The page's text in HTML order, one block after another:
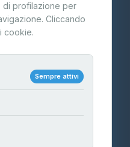
di profilazione per
Cliccando
cookie.
Sempre attivi